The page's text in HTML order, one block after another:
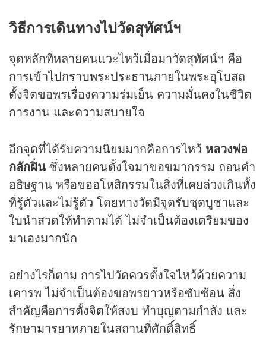
วิธีการเดินทางไปวัดสุทัศน์ฯ
จุดหลักที่หลายคนแวะไหว้เมื่อมาวัดสุทัศน์ฯ คือ
การเข้าไปกราบพระประธานภายในพระอุโบสถ
ตั้งจิตขอพรเรื่องความร่มเย็น ความมั่นคงในชีวิต
การงาน และความสบายใจ
อีกจุดที่ได้รับความนิยมมากคือการไหว้ หลวงพ่อ
กลักฝิ่น ซึ่งหลายคนตั้งใจมาขอขมากรรม ถอนคำ
อธิษฐาน หรือขออโหสิกรรมในสิ่งที่เคยล่วงเกินทั้ง
ที่รู้ตัวและไม่รู้ตัว โดยทางวัดมีจุดรับชุดบูชาและ
ใบนำสวดให้ทำตามได้ ไม่จำเป็นต้องเตรียมของ
มาเองมากนัก
อย่างไรก็ตาม การไปวัดควรตั้งใจไหว้ด้วยความ
เคารพ ไม่จำเป็นต้องขอพรยาวหรือซับซ้อน สิ่ง
สำคัญคือการตั้งจิตให้สงบ ทำบุญตามกำลัง และ
รักษามารยาทภายในสถานที่ศักดิ์สิทธิ์